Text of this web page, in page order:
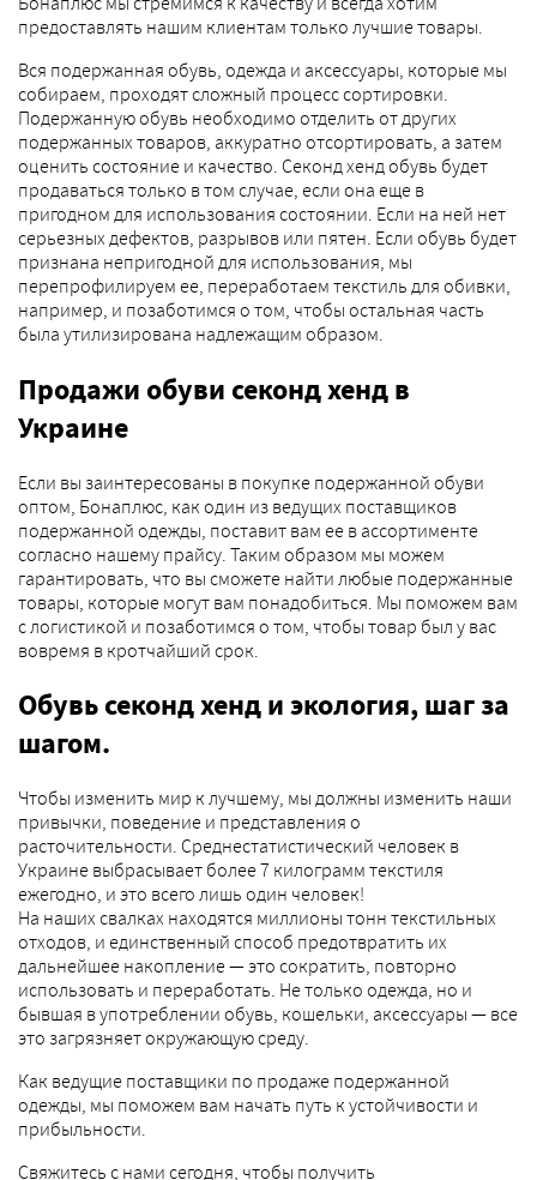
предоставлять нашим клиентам только лучшие товары.
Вся подержанная обувь, одежда и аксессуары, которые мы
собираем, проходят сложный процесс сортировки.
Подержанную обувь необходимо отделить от других
подержанных товаров, аккуратно отсортировать, а затем
оценить состояние и качество. Секонд хенд обувь будет
продаваться только в том случае, если она еще в
пригодном для использования состоянии. Если на ней нет
серьезных дефектов, разрывов или пятен. Если обувь будет
признана непригодной для использования, мы
перепрофилируем ее, переработаем текстиль для обивки,
например, и позаботимся о том, чтобы остальная часть
была утилизирована надлежащим образом.
Продажи обуви секонд хенд в
Украине
Если вы заинтересованы в покупке подержанной обуви
оптом, Бонаплюс, как один из ведущих поставщиков
подержанной одежды, поставит вам ее в ассортименте
согласно нашему прайсу. Таким образом мы можем
гарантировать, что вы сможете найти любые подержанные
товары, которые могут вам понадобиться. Мы поможем вам
с логистикой и позаботимся о том, чтобы товар был у вас
вовремя в кротчайший срок.
Обувь секонд хенд и экология, шаг за
шагом.
Чтобы изменить мир к лучшему, мы должны изменить наши
привычки, поведение и представления о
расточительности. Среднестатистический человек в
Украине выбрасывает более 7 килограмм текстиля
ежегодно, и это всего лишь один человек!
На наших свалках находятся миллионы тонн текстильных
отходов, и единственный способ предотвратить их
дальнейшее накопление — это сократить, повторно
использовать и переработать. Не только одежда, но и
бывшая в употреблении обувь, кошельки, аксессуары — все
это загрязняет окружающую среду.
Как ведущие поставщики по продаже подержанной
одежды, мы поможем вам начать путь к устойчивости и
прибыльности.
Свяжитесь с нами сегодня, чтобы получить